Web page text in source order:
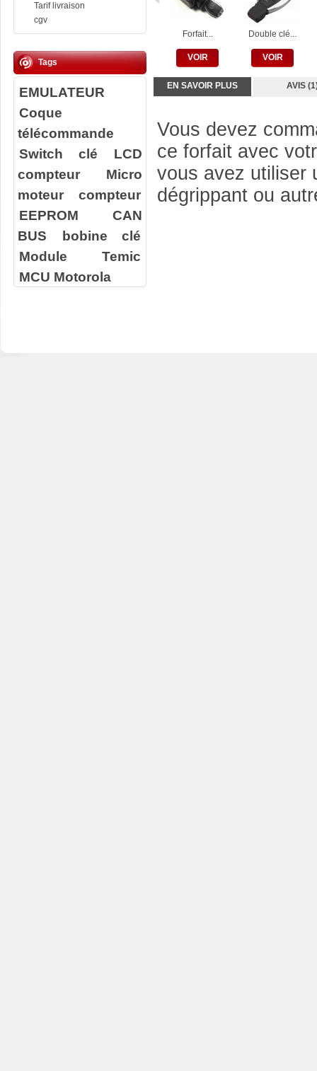
Tarif livraison
cgv
Tags
EMULATEUR
Coque
télécommande
Switch clé
LCD
compteur
Micro
moteur compteur
EEPROM
CAN
BUS
bobine clé
Module Temic
MCU Motorola
Forfait...
VOIR
Double clé...
VOIR
EN SAVOIR PLUS AVIS
Vous devez
ce forfait avec
vous avez utiliser
dégrippant ou